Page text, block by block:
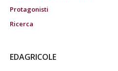
Protagonisti
Ricerca
EDAGRICOLE